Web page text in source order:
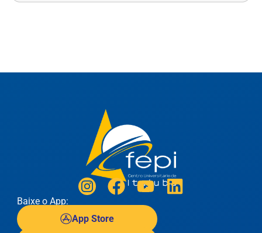
Baixe o App:
App Store